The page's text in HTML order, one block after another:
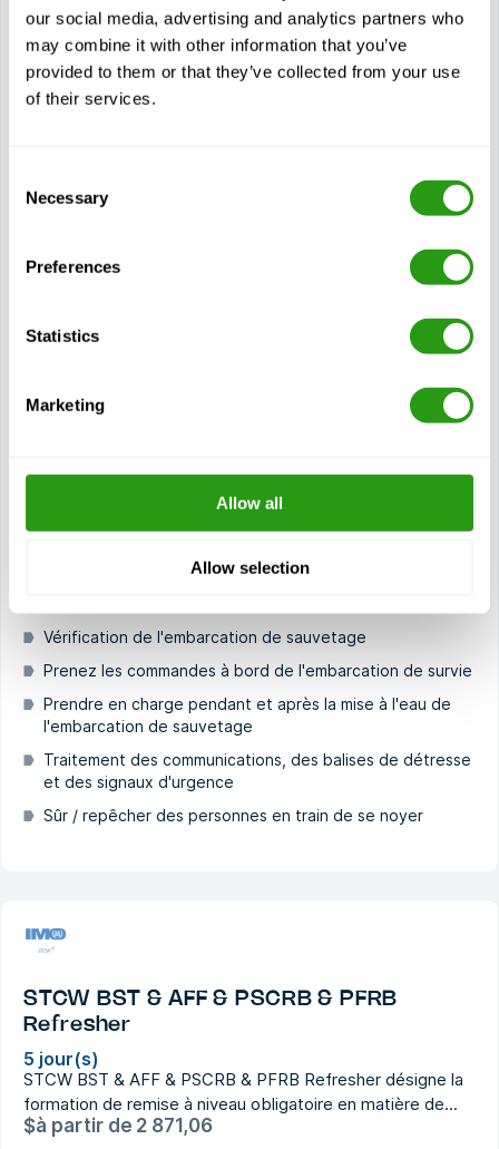
our social media, advertising and analytics partners who
may combine it with other information that you’ve
provided to them or that they’ve collected from your use
of their services.
Selection
Necessary
Preferences
Statistics
Marketing
Allow all
Allow selection
Voir cours
Premiers secours élémentaires
Reconnaissance/évaluation et théorie de la lutte contre
Inspection et maintenance des substances extinctrices,
Commandement et leadership en matière de lutte contre
l'incendie
Recherche et récupération des blessés
Vérification de l'embarcation de sauvetage
Prenez les commandes à bord de l'embarcation de survie
Prendre en charge pendant et après la mise à l'eau de
l'embarcation de sauvetage
Traitement des communications, des balises de détresse
et des signaux d'urgence
Sûr / repêcher des personnes en train de se noyer
STCW BST & AFF & PSCRB & PFRB
Refresher
5 jour(s)
STCW BST & AFF & PSCRB & PFRB Refresher désigne la
formation de remise à niveau obligatoire en matière de...
$à partir de 2 871,06